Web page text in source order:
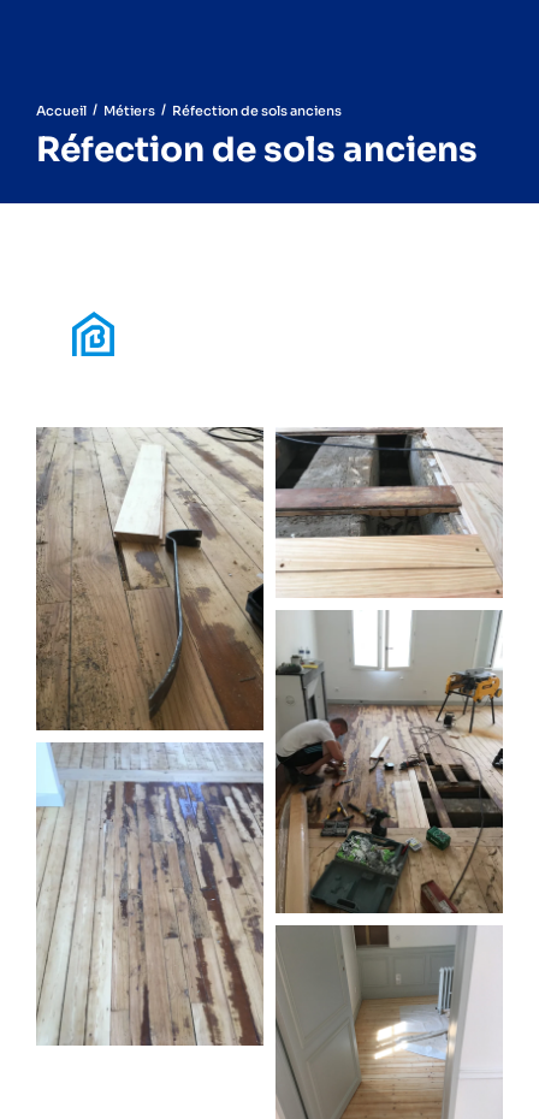
Accueil / Métiers / Réfection de sols anciens
Réfection de sols anciens